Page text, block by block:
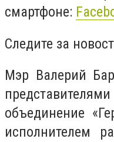
смартфоне:
Следите за
Мэр Валерий
объединение
исполнителем